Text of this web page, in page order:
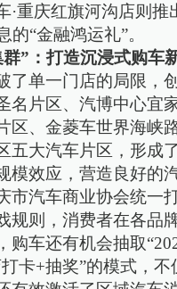
·重庆红旗河沟店则推
的“金融鸿运礼”。
”：打造沉浸式购车
了单一门店的局限，
名片区、汽博中心宜家
区、金菱车世界海峡路
五大汽车片区，形成
模效应，营造良好的
市汽车商业协会统一
规则，消费者在各品
购车还有机会抽取
卡+抽奖”的模式，不